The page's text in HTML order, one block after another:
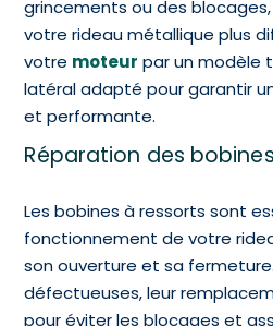
grincements ou des
votre rideau métallique plus
votre moteur par un modèle
latéral adapté pour garantir
et performante.
Réparation des
Les bobines à ressorts sont
fonctionnement de votre
son ouverture et sa
défectueuses, leur
pour éviter les blocages et